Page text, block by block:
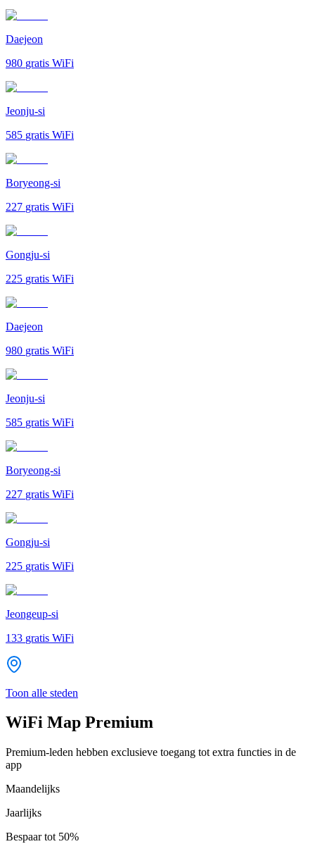
Daejeon
980 gratis WiFi
Jeonju-si
585 gratis WiFi
Boryeong-si
227 gratis WiFi
Gongju-si
225 gratis WiFi
Daejeon
980 gratis WiFi
Jeonju-si
585 gratis WiFi
Boryeong-si
227 gratis WiFi
Gongju-si
225 gratis WiFi
Jeongeup-si
133 gratis WiFi
Toon alle steden
WiFi Map Premium
Premium-leden hebben exclusieve toegang tot extra functies in de
app
Maandelijks
Jaarlijks
Bespaar tot 50%